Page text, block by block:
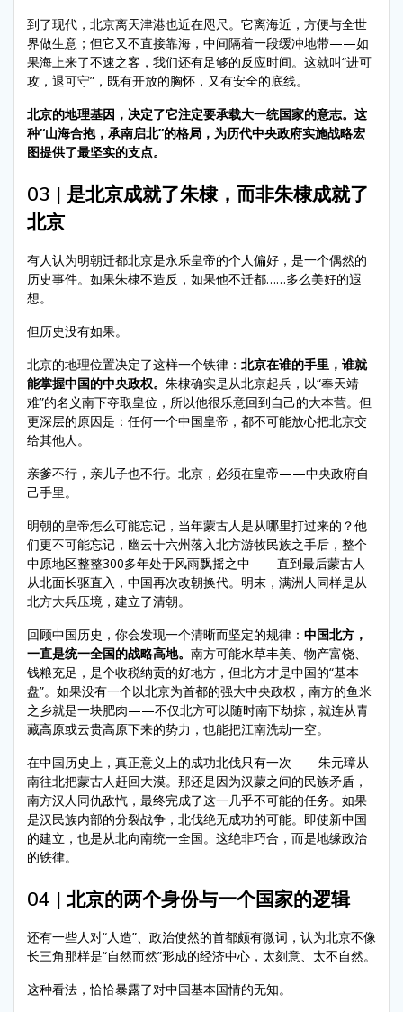
到了现代，北京离天津港也近在咫尺。它离海近，方便与全世
界做生意；但它又不直接靠海，中间隔着一段缓冲地带——如
果海上来了不速之客，我们还有足够的反应时间。这就叫“进可
攻，退可守”，既有开放的胸怀，又有安全的底线。
北京的地理基因，决定了它注定要承载大一统国家的意志。这
种“山海合抱，承南启北”的格局，为历代中央政府实施战略宏
图提供了最坚实的支点。
03 | 是北京成就了朱棣，而非朱棣成就了
北京
有人认为明朝迁都北京是永乐皇帝的个人偏好，是一个偶然的
历史事件。如果朱棣不造反，如果他不迁都……多么美好的遐
想。
但历史没有如果。
北京的地理位置决定了这样一个铁律： 北京在谁的手里，谁就
能掌握中国的中央政权。 朱棣确实是从北京起兵，以“奉天靖
难”的名义南下夺取皇位，所以他很乐意回到自己的大本营。但
更深层的原因是：任何一个中国皇帝，都不可能放心把北京交
给其他人。
亲爹不行，亲儿子也不行。北京，必须在皇帝——中央政府自
己手里。
明朝的皇帝怎么可能忘记，当年蒙古人是从哪里打过来的？他
们更不可能忘记，幽云十六州落入北方游牧民族之手后，整个
中原地区整整300多年处于风雨飘摇之中——直到最后蒙古人
从北面长驱直入，中国再次改朝换代。明末，满洲人同样是从
北方大兵压境，建立了清朝。
回顾中国历史，你会发现一个清晰而坚定的规律： 中国北方，
一直是统一全国的战略高地。 南方可能水草丰美、物产富饶、
钱粮充足，是个收税纳贡的好地方，但北方才是中国的“基本
盘”。如果没有一个以北京为首都的强大中央政权，南方的鱼米
之乡就是一块肥肉——不仅北方可以随时南下劫掠，就连从青
藏高原或云贵高原下来的势力，也能把江南洗劫一空。
在中国历史上，真正意义上的成功北伐只有一次——朱元璋从
南往北把蒙古人赶回大漠。那还是因为汉蒙之间的民族矛盾，
南方汉人同仇敌忾，最终完成了这一几乎不可能的任务。如果
是汉民族内部的分裂战争，北伐绝无成功的可能。即使新中国
的建立，也是从北向南统一全国。这绝非巧合，而是地缘政治
的铁律。
04 | 北京的两个身份与一个国家的逻辑
还有一些人对“人造”、政治使然的首都颇有微词，认为北京不像
长三角那样是“自然而然”形成的经济中心，太刻意、太不自然。
这种看法，恰恰暴露了对中国基本国情的无知。